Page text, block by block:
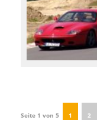
Seite 1 von 5 1 2